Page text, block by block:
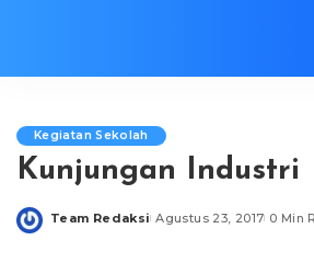
Kegiatan Sekolah
Kunjungan Industri
Posted
Team Redaksi Agustus 23, 2017 0 Min